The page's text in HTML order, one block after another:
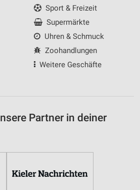
Sport & Freizeit
Supermärkte
Uhren & Schmuck
Zoohandlungen
Weitere Geschäfte
Partner in deiner